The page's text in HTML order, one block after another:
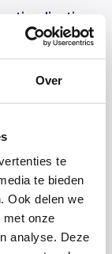
Over
te
te bieden
Ook delen we
met onze
analyse. Deze